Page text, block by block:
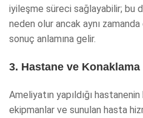
iyileşme süreci sağlayabilir; bu
neden olur ancak aynı
sonuç anlamına gelir.
3. Hastane ve Konaklama
Ameliyatın yapıldığı
ekipmanlar ve sunulan hasta